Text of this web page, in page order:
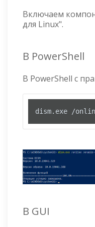
Включаем
для Linux".
В PowerShell
В PowerShell с
dism.exe /
​В GUI